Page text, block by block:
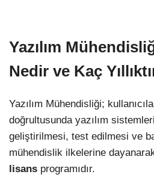
Yazılım
Nedir ve Kaç
Yazılım Mühendisliği;
doğrultusunda yazılım
geliştirilmesi, test edilmesi ve
mühendislik ilkelerine
lisans programıdır.